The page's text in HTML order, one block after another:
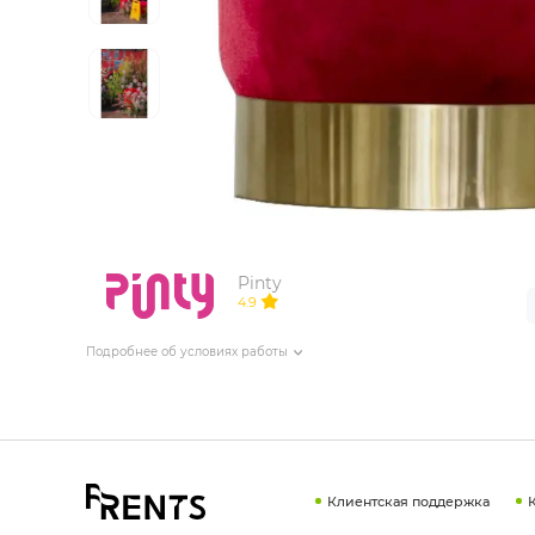
ИЗДЕЛИЯ ДЛЯ КОМФОРТА
ТЕХНИЧЕСКОЕ ОБОРУДОВАНИЕ
Pinty
4.9
Подробнее об условиях работы
Клиентская поддержка